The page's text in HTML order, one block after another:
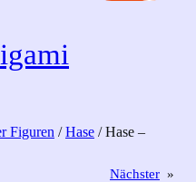
Figuren /Hase / Hase –
Nächster »